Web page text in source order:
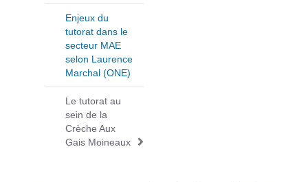
i
Enjeux du
tutorat dans le
secteur MAE
selon Laurence
Marchal (ONE)
Le tutorat au
sein de la
Crèche Aux
Gais Moineaux